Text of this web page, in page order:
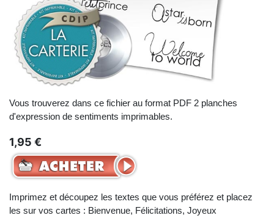
Vous trouverez dans ce fichier au format PDF 2 planches
d'expression de sentiments imprimables.
1,95 €
Imprimez et découpez les textes que vous préférez et placez
les sur vos cartes : Bienvenue, Félicitations, Joyeux